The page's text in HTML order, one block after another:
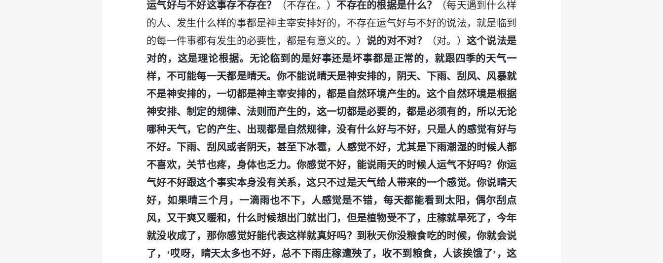
运气好与不好这事存不存在？
（不存在。）不存在的根据是什么？
（每天遇到什么样
的人、发生什么样的事都是神主宰安排好的，不存在运气好与不好的说法，就是临到
的每一件事都有发生的必要性，都是有意义的。） 说的对不对？ （对。） 这个说法是
对的，这是理论根据。无论临到的是好事还是坏事都是正常的，就跟四季的天气一
样，不可能每一天都是晴天。你不能说晴天是神安排的，阴天、下雨、刮风、风暴就
不是神安排的，一切都是神主宰安排的，都是自然环境产生的。这个自然环境是根据
神安排、制定的规律、法则而产生的，这一切都是必要的，都是必须有的，所以无论
哪种天气，它的产生、出现都是自然规律，没有什么好与不好，只是人的感觉有好与
不好。下雨、刮风或者阴天，甚至下冰雹，人感觉不好，尤其是下雨潮湿的时候人都
不喜欢，关节也疼，身体也乏力。你感觉不好，能说雨天的时候人运气不好吗？你运
气好不好跟这个事实本身没有关系，这只不过是天气给人带来的一个感觉。你说晴天
好，如果晴三个月，一滴雨也不下，人感觉是不错，每天都能看到太阳，偶尔刮点
风，又干爽又暖和，什么时候想出门就出门，但是植物受不了，庄稼就旱死了，今年
就没收成了，那你感觉好能代表这样就真好吗？到秋天你没粮食吃的时候，你就会说
了，‘哎呀，晴天太多也不好，总不下雨庄稼遭殃了，收不到粮食，人该挨饿了’，这